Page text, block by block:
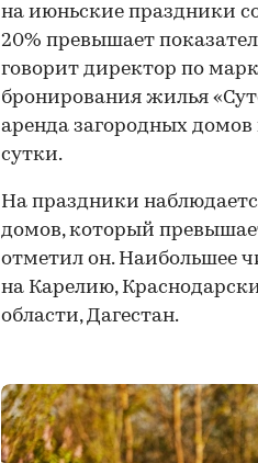
на июньские праздники
20% превышает
говорит директор по
бронирования жилья
аренда загородных
сутки.
На праздники
домов, который
отметил он. Наибольшее
на Карелию,
области, Дагестан.